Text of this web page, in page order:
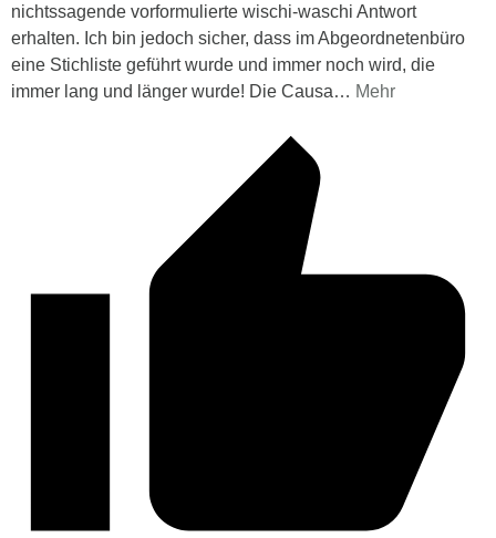
nichtssagende vorformulierte wischi-waschi Antwort
erhalten. Ich bin jedoch sicher, dass im Abgeordnetenbüro
eine Stichliste geführt wurde und immer noch wird, die
immer lang und länger wurde! Die Causa… Mehr